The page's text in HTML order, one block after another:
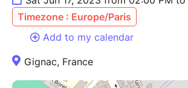
Timezone : Europe/Paris
Add to my calendar
Gignac, France